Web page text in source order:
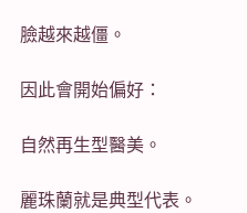
臉越來越僵。
因此會開始偏好：
自然再生型醫美。
麗珠蘭就是典型代表。